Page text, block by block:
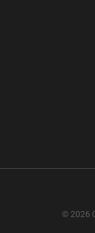
© 2026